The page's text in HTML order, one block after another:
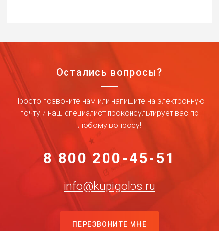
Остались вопросы?
Просто позвоните нам или напишите на электронную
почту и наш специалист проконсультирует вас по
любому вопросу!
8 800 200-45-51
info@kupigolos.ru
ПЕРЕЗВОНИТЕ МНЕ